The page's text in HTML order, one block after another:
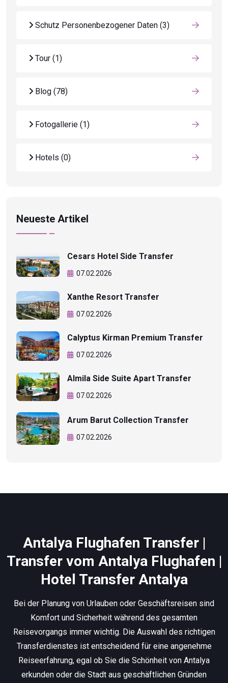
Schutz Personenbezogener Daten (3)
Tour (1)
Blog (78)
Fotogallerie (1)
Hotels (0)
Neueste Artikel
Cesars Hotel Side Transfer
07.02.2026
Xanthe Resort Transfer
07.02.2026
Calyptus Kirman Premium Transfer
07.02.2026
Almila Side Suite Apart Transfer
07.02.2026
Arum Barut Collection Transfer
07.02.2026
Antalya Flughafen Transfer |
Transfer vom Antalya Flughafen |
Hotel Transfer Antalya
Bei der Planung von Urlauben oder Geschäftsreisen sind
Komfort und Sicherheit während des gesamten
Reisevorgangs immer wichtig. Die Auswahl des richtigen
Transferdienstes ist entscheidend für eine angenehme
Reiseerfahrung, egal ob Sie die Schönheit von Antalya
erkunden oder die Stadt aus geschäftlichen Gründen